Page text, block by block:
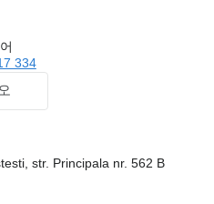
334
str. Principala nr. 562 B